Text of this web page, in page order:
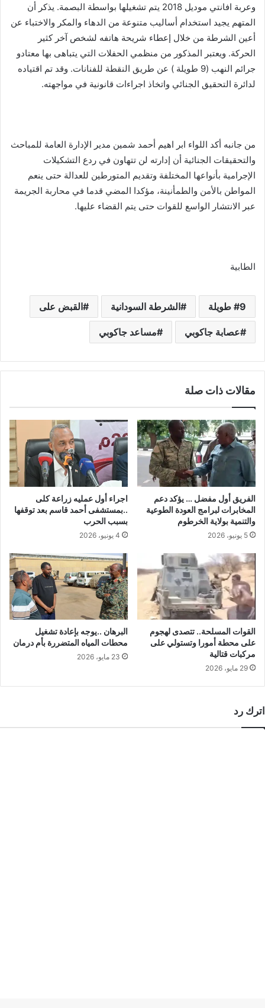
وعربة افانتي موديل 2018 يتم تشغيلها بواسطة البصمة. يذكر أن
المتهم يجيد استخدام أساليب متنوعة من الدهاء والمكر والاختباء عن
أعين الشرطة من خلال إعطاء شريحة هاتفه لشخص آخر كثير
الحركة. ويعتبر المذكور من منظمي الحفلات التي يتباهى بها معتادو
جرائم النهب (9 طويلة ) عن طريق النقطة للفنانات. وقد تم اقتياده
لدائرة التحقيق الجنائي واتخاذ اجراءات قانونية في مواجهته.
من جانبه أكد اللواء ابر اهيم أحمد شمين مدير الإدارة العامة للمباحث
والتحقيقات الجنائية أن إدارته لن تتهاون في ردع التشكيلات
الإجرامية بأنواعها المختلفة وتقديم المتورطين للعدالة حتى ينعم
المواطن بالأمن والطمأنينة، مؤكدا المضي قدما في محاربة الجريمة
عبر الانتشار الواسع للقوات حتى يتم القضاء عليها.
الطابية
9 طويلة الشرطة السودانية القبض على
عصابة جاكوبي مساعد جاكوبي
مقالات ذات صلة
الفريق أول مفضل … يؤكد دعم
المخابرات لبرامج العودة الطوعية
والتنمية بولاية الخرطوم
5 يونيو، 2026
اجراء أول عمليه زراعة كلى
..بمستشفى أحمد قاسم بعد توقفها
بسبب الحرب
4 يونيو، 2026
القوات المسلحة.. تتصدى لهجوم
على محطة أمورا وتستولي على
مركبات قتالية
29 مايو، 2026
البرهان ..يوجه بإعادة تشغيل
محطات المياه المتضررة بأم درمان
23 مايو، 2026
اترك رد